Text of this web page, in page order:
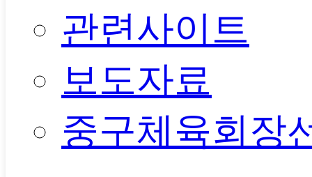
관련사이트
보도자료
중구체육회장